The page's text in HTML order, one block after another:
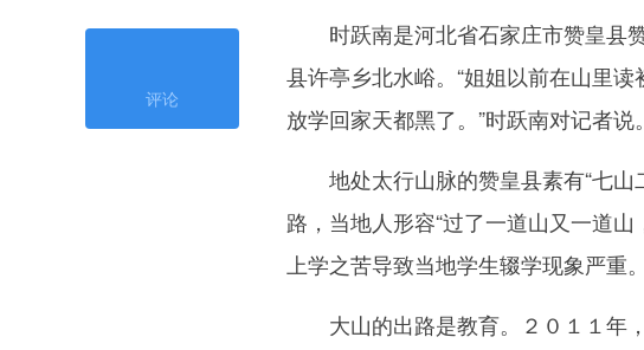
评论
时跃南是河北省石家庄市赞皇县
县许亭乡北水峪。“姐姐以前在山里
放学回家天都黑了。”时跃南对记者说。
地处太行山脉的赞皇县素有“七山
路，当地人形容“过了一道山又一道
上学之苦导致当地学生辍学现象严重。
大山的出路是教育。２０１１年，